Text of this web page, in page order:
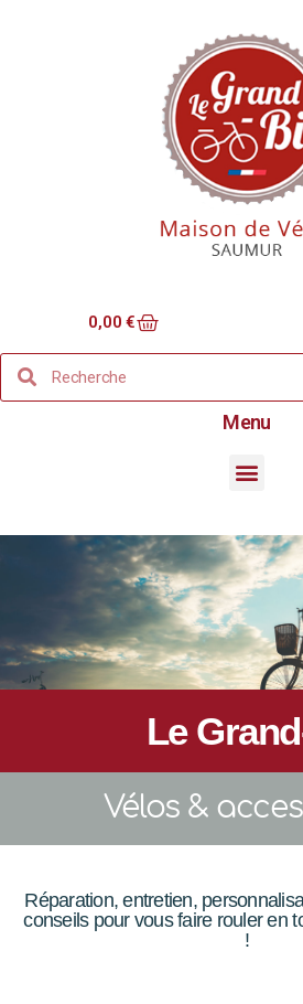
0,00€
Menu
Le
Vélos &
Réparation, entretien,
conseils pour vous faire rouler en
!